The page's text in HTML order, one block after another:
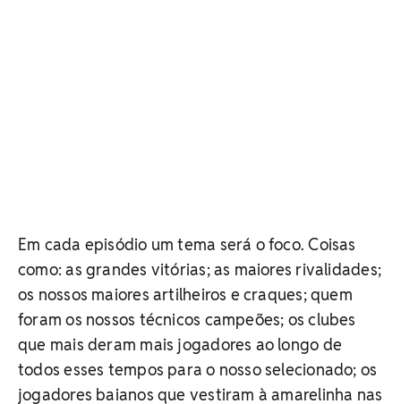
Em cada episódio um tema será o foco. Coisas
como: as grandes vitórias; as maiores rivalidades;
os nossos maiores artilheiros e craques; quem
foram os nossos técnicos campeões; os clubes
que mais deram mais jogadores ao longo de
todos esses tempos para o nosso selecionado; os
jogadores baianos que vestiram à amarelinha nas